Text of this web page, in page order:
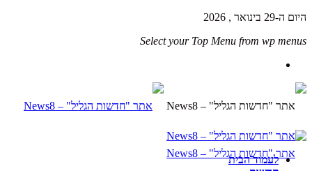
היום ה-29 בינואר , 2026
Select your Top Menu from wp menus
לעמוד הבית